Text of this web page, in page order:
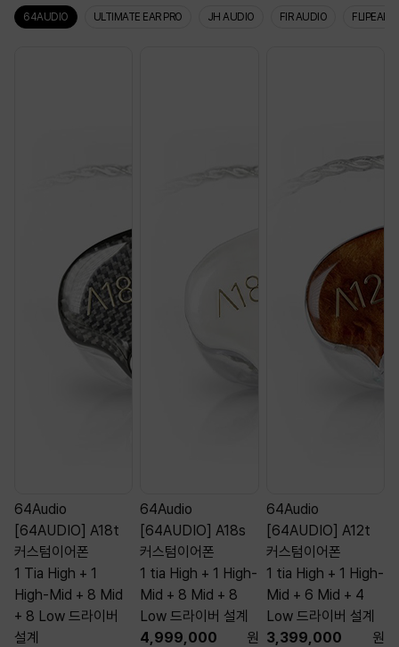
64AUDIO ULTIMATE EAR PRO JH AUDIO FIR AUDIO FLIPEARS
64Audio
[64AUDIO] A18t
커스텀이어폰
1 Tia High + 1
High-Mid + 8 Mid
+ 8 Low 드라이버
설계
64Audio
[64AUDIO] A18s
커스텀이어폰
1 tia High + 1 High-
Mid + 8 Mid + 8
Low 드라이버 설계
4,999,000
원
64Audio
[64AUDIO] A12t
커스텀이어폰
1 tia High + 1 High-
Mid + 6 Mid + 4
Low 드라이버 설계
3,399,000
원